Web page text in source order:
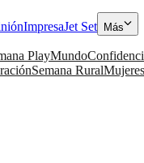
ImpresaJet Set Más
PlayMundo
Semana RuralMujeres